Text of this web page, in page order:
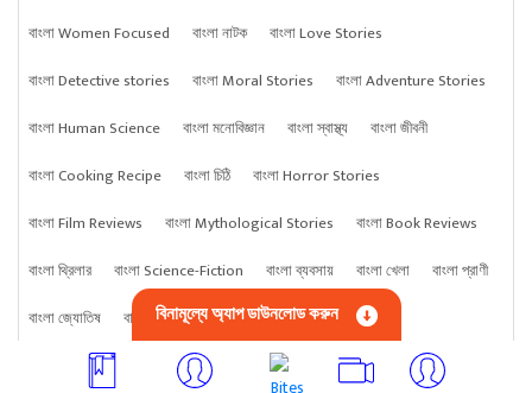
বাংলা Women Focused
বাংলা নাটক
বাংলা Love Stories
বাংলা Detective stories
বাংলা Moral Stories
বাংলা Adventure Stories
বাংলা Human Science
বাংলা মনোবিজ্ঞান বাংলা স্বাস্থ্য
বাংলা জীবনী
বাংলা Cooking Recipe
বাংলা চিঠি
বাংলা Horror Stories
বাংলা Film Reviews
বাংলা Mythological Stories
বাংলা Book Reviews
বাংলা থ্রিলার
বাংলা Science-Fiction বাংলা ব্যবসায় বাংলা খেলা
বাংলা প্রাণী
বাংলা জ্যোতিষ
বাংলা বিজ্ঞান বাংলা কিছু বাংলা Crime stories
বিনামূল্যে অ্যাপ ডাউনলোড করুন